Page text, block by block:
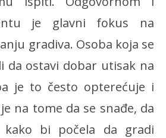
je glavni fokus na
gradiva. Osoba koja se
da ostavi dobar utisak na
je to često opterećuje i
na tome da se snađe, da
bi počela da gradi